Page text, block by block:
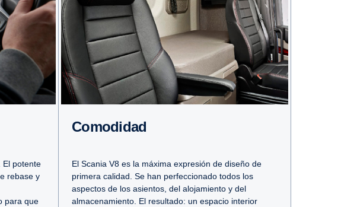
El potente
rebase y
para que
Comodidad
El Scania V8 es la máxima expresión de diseño de
primera calidad. Se han perfeccionado todos los
aspectos de los asientos, del alojamiento y del
almacenamiento. El resultado: un espacio interior